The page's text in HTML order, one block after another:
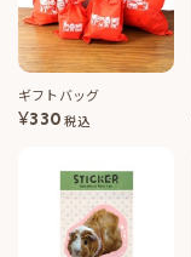
ギフトバッグ
¥330 税込